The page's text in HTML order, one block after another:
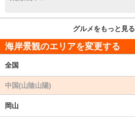
グルメをもっと見る
海岸景観のエリアを変更する
全国
中国(山陰山陽)
岡山